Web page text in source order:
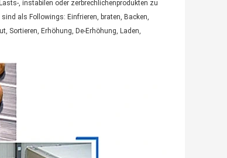
, instabilen oder zerbrechlichenprodukten zu
als Followings: Einfrieren, braten, Backen,
Sortieren, Erhöhung, De-Erhöhung, Laden,